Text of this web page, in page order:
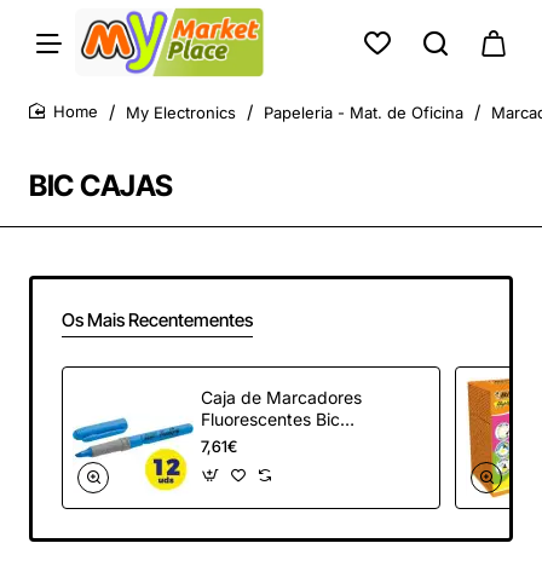
BIC CAJAS
My Electronics Papeleria - Mat. de Oficina
Os Mais Recentementes
Caja de Marcadores
Fluorescentes Bic
Marking Highlighter
Grip/ 12 unidades/
Azules
7,61€